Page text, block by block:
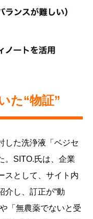
た“物証”
した洗浄液「ベジセ
。SITO.氏は、企業
スとして、サイト内
介し、訂正が“動
「無農薬でないと受